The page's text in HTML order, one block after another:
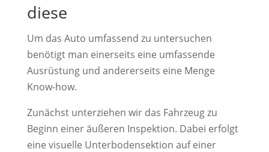
diese
Um das Auto umfassend zu untersuchen
benötigt man einerseits eine umfassende
Ausrüstung und andererseits eine Menge
Know-how.
Zunächst unterziehen wir das Fahrzeug zu
Beginn einer äußeren Inspektion. Dabei erfolgt
eine visuelle Unterbodensektion auf einer